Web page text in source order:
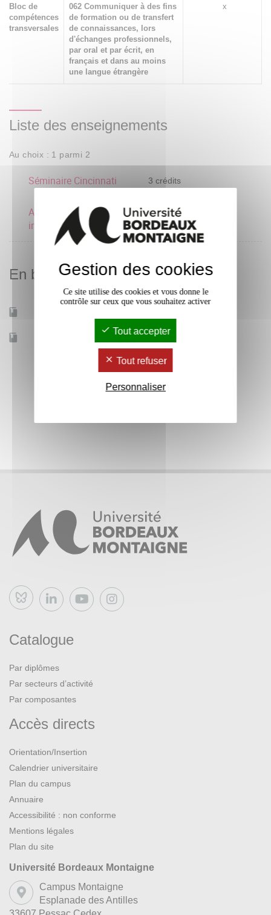
Bloc de
compétences
transversales
062 Communiquer à des fins
de formation ou de transfert
de connaissances, lors
d'échanges professionnels,
par oral et par écrit, en
français et dans au moins
une langue étrangère
x
Liste des enseignements
Au choix : 1 parmi 2
Séminaire Cincinnati 3 crédits
Autre séminaire
international
3 crédits
En bref
Bluesky
Catalogue
Par diplômes
Par secteurs d’activité
Par composantes
Accès directs
Orientation/Insertion
Calendrier universitaire
Plan du campus
Annuaire
Accessibilité : non conforme
Mentions légales
Plan du site
Université Bordeaux Montaigne
Campus Montaigne
Esplanade des Antilles
Gestion des cookies
Ce site utilise des cookies et vous donne le
contrôle sur ceux que vous souhaitez activer
Tout accepter
Tout refuser
Personnaliser